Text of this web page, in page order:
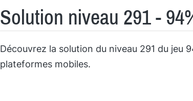
Solution niveau 291 -
Découvrez la solution du niveau 291 du jeu
plateformes mobiles.